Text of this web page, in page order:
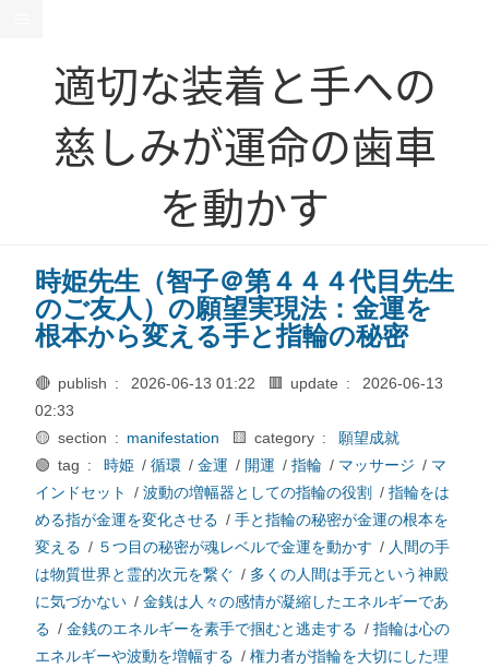
適切な装着と手への
慈しみが運命の歯車
を動かす
時姫先生（智子＠第４４４代目先生
のご友人）の願望実現法：金運を
根本から変える手と指輪の秘密
🔴 publish : 2026-06-13 01:22 🟥 update :
2026-06-13
02:33
🟡 section : manifestation 🟨 category :
願望成就
🟢 tag :
時姫 / 循環 / 金運 / 開運 / 指輪 / マッサージ / マ
インドセット
/ 波動の増幅器としての指輪の役割 / 指輪をは
める指が金運を変化させる / 手と指輪の秘密が金運の根本を
変える / ５つ目の秘密が魂レベルで金運を動かす / 人間の手
は物質世界と霊的次元を繋ぐ / 多くの人間は手元という神殿
に気づかない / 金銭は人々の感情が凝縮したエネルギーであ
る / 金銭のエネルギーを素手で掴むと逃走する / 指輪は心の
エネルギーや波動を増幅する / 権力者が指輪を大切にした理